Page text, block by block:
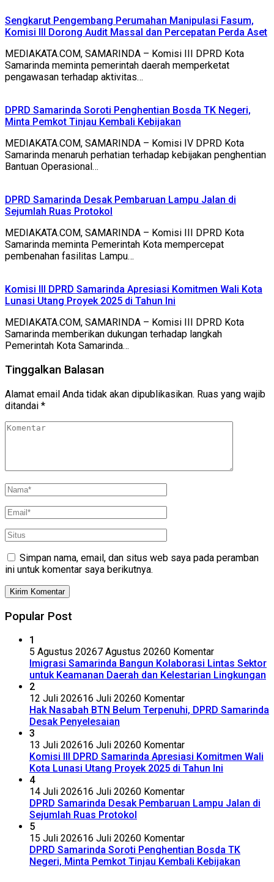
Sengkarut Pengembang Perumahan Manipulasi Fasum,
Komisi III Dorong Audit Massal dan Percepatan Perda Aset
MEDIAKATA.COM, SAMARINDA – Komisi III DPRD Kota
Samarinda meminta pemerintah daerah memperketat
pengawasan terhadap aktivitas…
DPRD Samarinda Soroti Penghentian Bosda TK Negeri,
Minta Pemkot Tinjau Kembali Kebijakan
MEDIAKATA.COM, SAMARINDA – Komisi IV DPRD Kota
Samarinda menaruh perhatian terhadap kebijakan penghentian
Bantuan Operasional…
DPRD Samarinda Desak Pembaruan Lampu Jalan di
Sejumlah Ruas Protokol
MEDIAKATA.COM, SAMARINDA – Komisi III DPRD Kota
Samarinda meminta Pemerintah Kota mempercepat
pembenahan fasilitas Lampu…
Komisi III DPRD Samarinda Apresiasi Komitmen Wali Kota
Lunasi Utang Proyek 2025 di Tahun Ini
MEDIAKATA.COM, SAMARINDA – Komisi III DPRD Kota
Samarinda memberikan dukungan terhadap langkah
Pemerintah Kota Samarinda…
Tinggalkan Balasan
Alamat email Anda tidak akan dipublikasikan. Ruas yang wajib
ditandai *
Simpan nama, email, dan situs web saya pada peramban
ini untuk komentar saya berikutnya.
Popular Post
1
5 Agustus 20267 Agustus 20260 Komentar
Imigrasi Samarinda Bangun Kolaborasi Lintas Sektor
untuk Keamanan Daerah dan Kelestarian Lingkungan
2
12 Juli 202616 Juli 20260 Komentar
Hak Nasabah BTN Belum Terpenuhi, DPRD Samarinda
Desak Penyelesaian
3
13 Juli 202616 Juli 20260 Komentar
Komisi III DPRD Samarinda Apresiasi Komitmen Wali
Kota Lunasi Utang Proyek 2025 di Tahun Ini
4
14 Juli 202616 Juli 20260 Komentar
DPRD Samarinda Desak Pembaruan Lampu Jalan di
Sejumlah Ruas Protokol
5
15 Juli 202616 Juli 20260 Komentar
DPRD Samarinda Soroti Penghentian Bosda TK
Negeri, Minta Pemkot Tinjau Kembali Kebijakan